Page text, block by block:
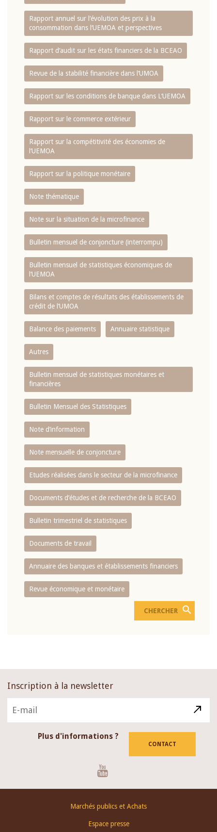
Rapport annuel sur l‘évolution des prix à la
consommation dans l‘UEMOA et perspectives
Rapport d‘audit sur les états financiers de la BCEAO
Revue de la stabilité financière dans l‘UMOA
Rapport sur les conditions de banque dans L‘UEMOA
Rapport sur le commerce extérieur
Rapport sur la compétitivité des économies de
l‘UEMOA
Rapport sur la politique monétaire
Note thématique
Note sur la situation de la microfinance
Bulletin mensuel de conjoncture (interrompu)
Bulletin mensuel de statistiques économiques de
l‘UEMOA
Bilans et comptes de résultats des établissements de
crédit de l‘UMOA
Balance des paiements Annuaire statistique
Autres
Bulletin mensuel de statistiques monétaires et
financières
Bulletin Mensuel des Statistiques
Note d’information
Note mensuelle de conjoncture
Etudes réalisées dans le secteur de la microfinance
Documents d’études et de recherche de la BCEAO
Bulletin trimestriel de statistiques
Documents de travail
Annuaire des banques et établissements financiers
Revue économique et monétaire
Inscription à la newsletter
Plus d'informations ?
CONTACT
Marchés publics et Achats
Espace presse